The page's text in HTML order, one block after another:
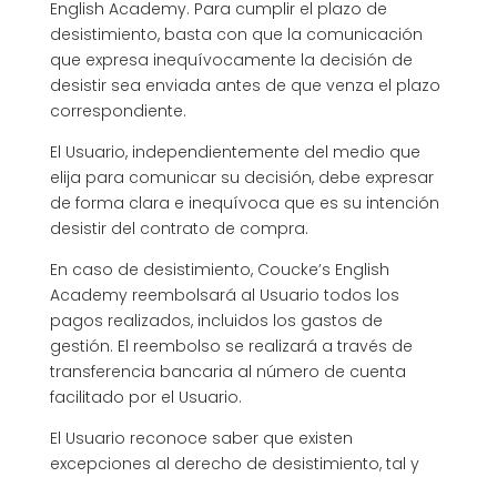
English Academy. Para cumplir el plazo de
desistimiento, basta con que la comunicación
que expresa inequívocamente la decisión de
desistir sea enviada antes de que venza el plazo
correspondiente.
El Usuario, independientemente del medio que
elija para comunicar su decisión, debe expresar
de forma clara e inequívoca que es su intención
desistir del contrato de compra.
En caso de desistimiento, Coucke’s English
Academy reembolsará al Usuario todos los
pagos realizados, incluidos los gastos de
gestión. El reembolso se realizará a través de
transferencia bancaria al número de cuenta
facilitado por el Usuario.
El Usuario reconoce saber que existen
excepciones al derecho de desistimiento, tal y